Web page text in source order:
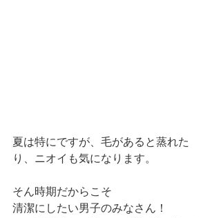
夏は特にですが、毛があると蒸れた
り、ニオイも気になります。
そん時期だからこそ
清潔にしたい男子のみなさん！